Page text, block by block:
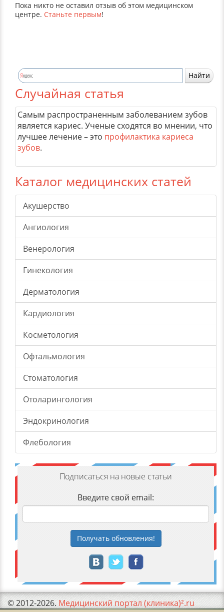
Пока никто не оставил отзыв об этом медицинском
центре. Станьте первым!
Случайная статья
Самым распространенным заболеванием зубов
является кариес. Ученые сходятся во мнении, что
лучшее лечение – это профилактика кариеса
зубов.
Каталог медицинских статей
Акушерство
Ангиология
Венерология
Гинекология
Дерматология
Кардиология
Косметология
Офтальмология
Стоматология
Отоларингология
Эндокринология
Флебология
Подписаться на новые статьи
Введите свой email:
Получатьобновления!
© 2012-2026. Медицинский портал (клиника)².ru